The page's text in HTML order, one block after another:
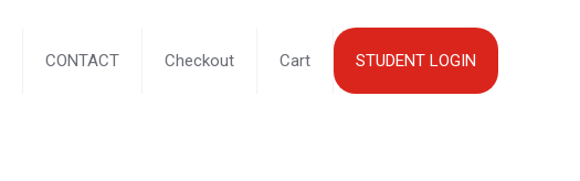
CONTACT Checkout Cart STUDENT LOGIN